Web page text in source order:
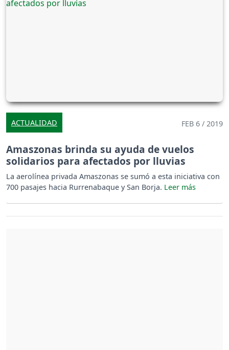
ACTUALIDAD FEB 6 / 2019
Amaszonas brinda su ayuda de vuelos
solidarios para afectados por lluvias
La aerolínea privada Amaszonas se sumó a esta iniciativa con
700 pasajes hacia Rurrenabaque y San Borja.